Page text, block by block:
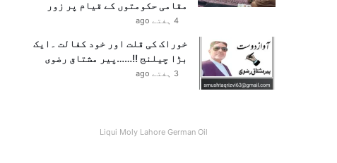
مقامی حکومتوں کے قیام پر زور
4 ہفتے ago
خوراک کی قلت اور خود کفالت ۔ایک
بڑا چیلنج !!……پیر مشتاق رضوی
3 ہفتے ago
Liqui Moly Lahore German Oil